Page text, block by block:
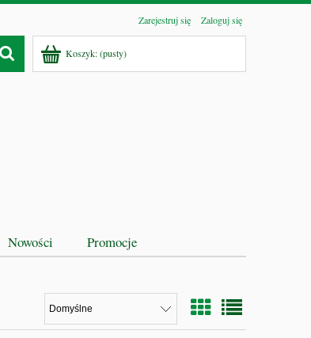
Zarejestruj się Zaloguj się
Koszyk:(pusty)
Nowości Promocje